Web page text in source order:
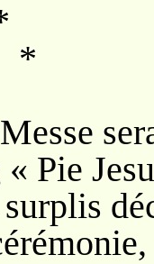
Pie